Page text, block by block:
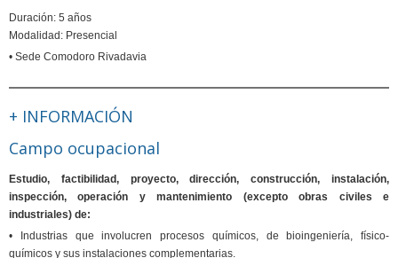
Duración: 5 años
Modalidad: Presencial
• Sede Comodoro Rivadavia
+ INFORMACIÓN
Campo ocupacional
Estudio, factibilidad, proyecto, dirección, construcción, instalación,
inspección, operación y mantenimiento (excepto obras civiles e
industriales) de:
• Industrias que involucren procesos químicos, de bioingeniería, físico-
químicos y sus instalaciones complementarias.